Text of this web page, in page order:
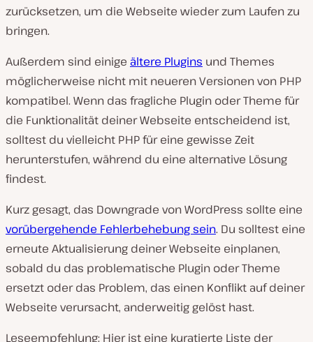
zurücksetzen, um die Webseite wieder zum Laufen zu
bringen.
Außerdem sind einige ältere Plugins und Themes
möglicherweise nicht mit neueren Versionen von PHP
kompatibel. Wenn das fragliche Plugin oder Theme für
die Funktionalität deiner Webseite entscheidend ist,
solltest du vielleicht PHP für eine gewisse Zeit
herunterstufen, während du eine alternative Lösung
findest.
Kurz gesagt, das Downgrade von WordPress sollte eine
vorübergehende Fehlerbehebung sein. Du solltest eine
erneute Aktualisierung deiner Webseite einplanen,
sobald du das problematische Plugin oder Theme
ersetzt oder das Problem, das einen Konflikt auf deiner
Webseite verursacht, anderweitig gelöst hast.
Leseempfehlung: Hier ist eine kuratierte Liste der